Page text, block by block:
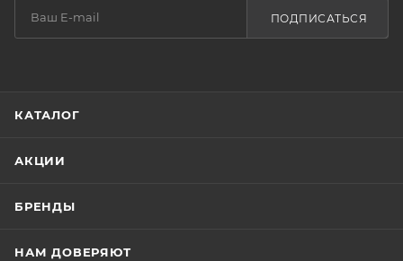
ПОДПИСАТЬСЯ
КАТАЛОГ
АКЦИИ
БРЕНДЫ
НАМ ДОВЕРЯЮТ